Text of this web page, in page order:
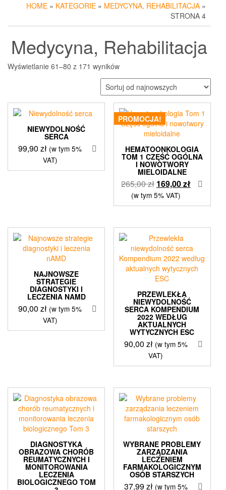
HOME » KATEGORIE » MEDYCYNA, REHABILITACJA »
STRONA 4
Medycyna, Rehabilitacja
Wyświetlanie 61–80 z 171 wynikówPosortowane
według
najnowszych
NIEWYDOLNOŚĆ
SERCA
99,90zł (w tym 5%
VAT)
PROMOCJA!
HEMATOONKOLOGIA
TOM 1 CZĘŚĆ OGÓLNA
I NOWOTWORY
MIELOIDALNE
265,00zł Pierwotna
cena
wynosiła:
169,00złAktualna
wynosi:
(w tym 5% VAT)
NAJNOWSZE
STRATEGIE
DIAGNOSTYKI I
LECZENIA NAMD
90,00zł (w tym 5%
VAT)
PRZEWLEKŁA
NIEWYDOLNOŚĆ
SERCA KOMPENDIUM
2022 WEDŁUG
AKTUALNYCH
WYTYCZNYCH ESC
90,00 zł (w tym 5%
VAT)
DIAGNOSTYKA
OBRAZOWA CHORÓB
REUMATYCZNYCH I
MONITOROWANIA
LECZENIA
BIOLOGICZNEGO TOM
WYBRANE PROBLEMY
ZARZĄDZANIA
LECZENIEM
FARMAKOLOGICZNYM
OSÓB STARSZYCH
37,99zł (w tym 5%